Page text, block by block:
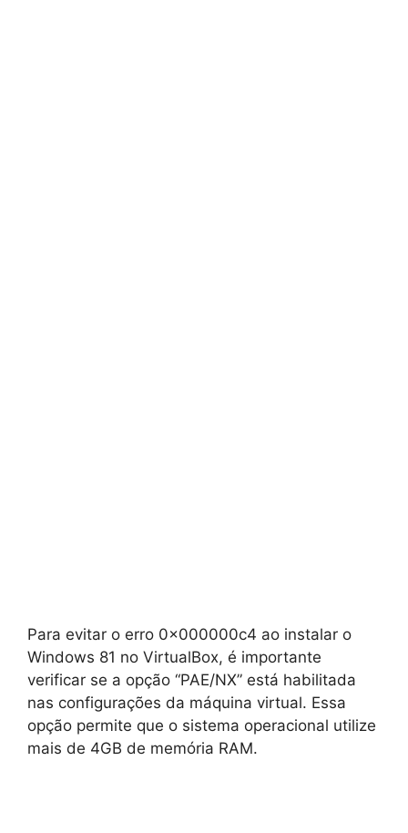
Para evitar o erro 0x000000c4 ao instalar o
Windows 81 no VirtualBox, é importante
verificar se a opção “PAE/NX” está habilitada
nas configurações da máquina virtual. Essa
opção permite que o sistema operacional utilize
mais de 4GB de memória RAM.